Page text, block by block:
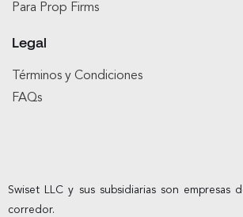
Para Prop Firms
Legal
Términos y Condiciones
FAQs
Swiset LLC y sus subsidiarias son empresas
corredor.